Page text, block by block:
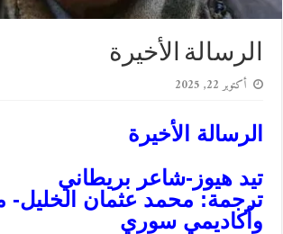
الرسالة الأخيرة
أكتوبر 22, 2025
الرسالة الأخيرة
تيد هيوز-شاعر بريطاني
ترجمة: محمد عثمان الخليل-
وأكاديمي سوري